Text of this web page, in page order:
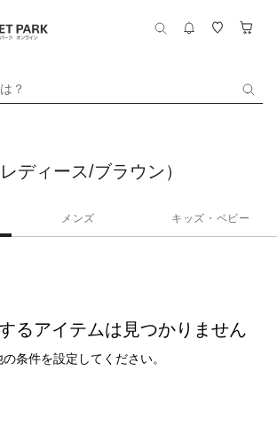
？
ディース/ブラウン）
メンズ キッズ・ベビー
るアイテムは見つかりません
の条件を設定してください。